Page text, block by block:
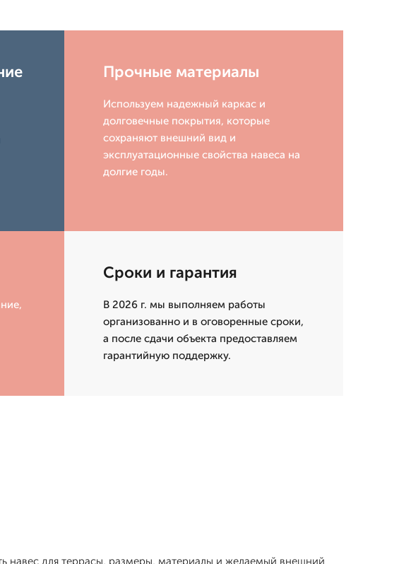
Прочные материалы
Используем надежный каркас и
долговечные покрытия, которые
сохраняют внешний вид и
эксплуатационные свойства навеса на
долгие годы.
Сроки и гарантия
В 2026 г. мы выполняем работы
организованно и в оговоренные сроки,
а после сдачи объекта предоставляем
гарантийную поддержку.
для террасы, размеры, материалы и желаемый внешний